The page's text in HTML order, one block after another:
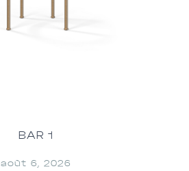
BAR 1
août 6, 2026